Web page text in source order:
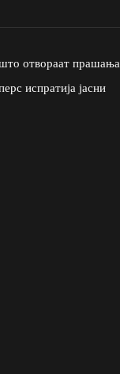
отвораат прашања
испратија јасни